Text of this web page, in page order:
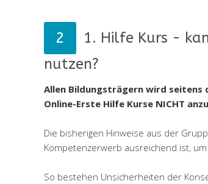
1. Hilfe Kurs -
nutzen?
Allen Bildungsträgern wird seitens
Online-Erste Hilfe Kurse NICHT
Die bisherigen Hinweise aus der
Kompetenzerwerb ausreichend ist,
So bestehen Unsicherheiten der